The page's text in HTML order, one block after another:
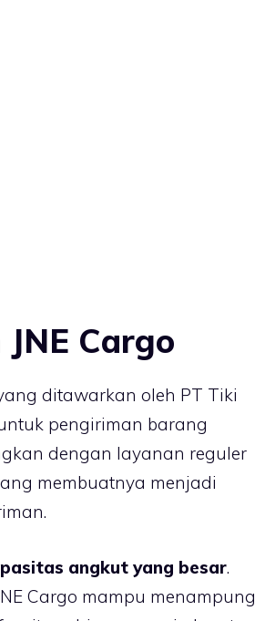
Cargo
ditawarkan oleh PT Tiki
pengiriman barang
dengan layanan reguler
membuatnya menjadi
angkut yang besar.
Cargo mampu menampung